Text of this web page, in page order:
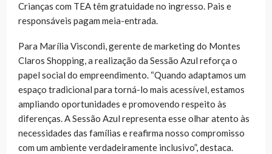
Crianças com TEA têm gratuidade no ingresso. Pais e
responsáveis pagam meia-entrada.
Para Marília Viscondi, gerente de marketing do Montes
Claros Shopping, a realização da Sessão Azul reforça o
papel social do empreendimento. “Quando adaptamos um
espaço tradicional para torná-lo mais acessível, estamos
ampliando oportunidades e promovendo respeito às
diferenças. A Sessão Azul representa esse olhar atento às
necessidades das famílias e reafirma nosso compromisso
com um ambiente verdadeiramente inclusivo”, destaca.